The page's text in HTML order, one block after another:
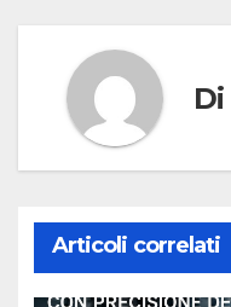
Di
Articoli correlati